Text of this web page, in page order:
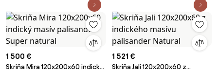
1 500 €
Skriňa Mira 120x200x60 indický
1 521 €
Skriňa Jali 120x200x60 z